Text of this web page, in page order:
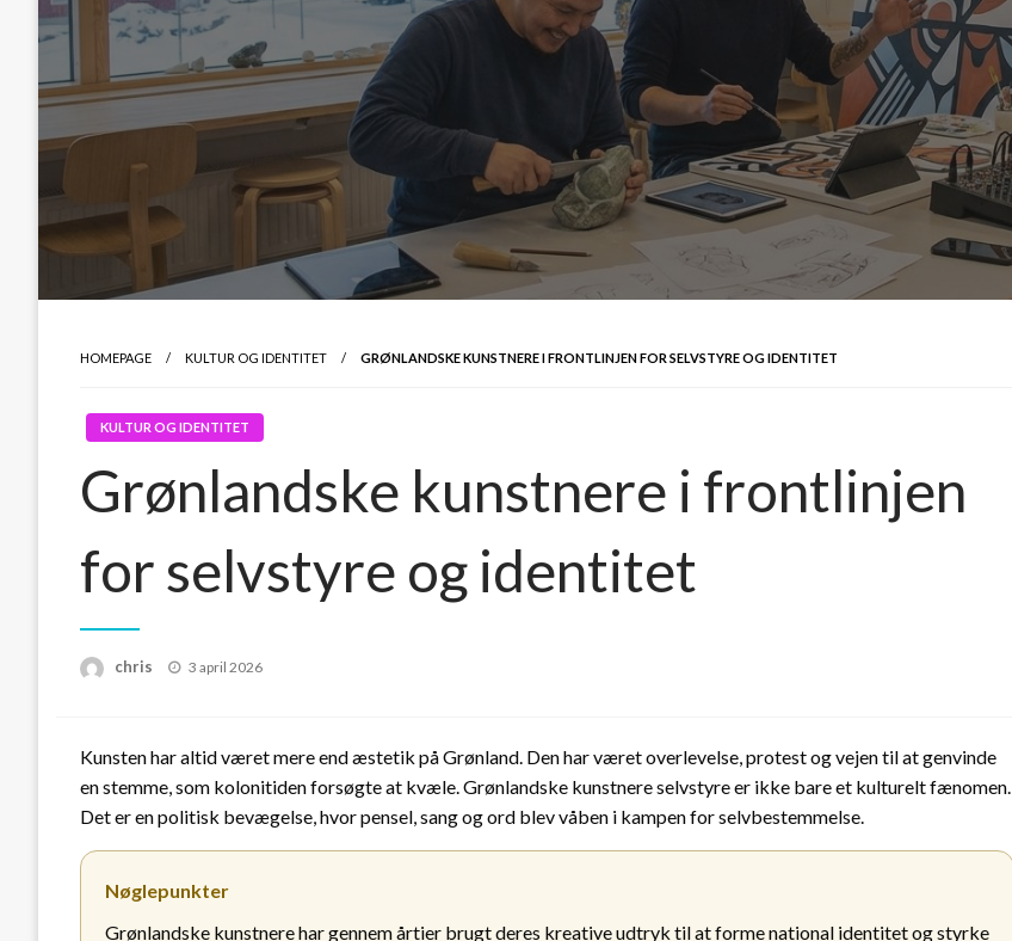
HOMEPAGE KULTUR OG IDENTITET GRØNLANDSKE KUNSTNERE I FRONTLINJEN FOR SELVSTYRE OG IDENTITET
KULTUR OG IDENTITET
Grønlandske kunstnere i frontlinjen
for selvstyre og identitet
chris
Posted
3 april 2026
Kunsten har altid været mere end æstetik på Grønland. Den har været overlevelse, protest og vejen til at genvinde
en stemme, som kolonitiden forsøgte at kvæle. Grønlandske kunstnere selvstyre er ikke bare et kulturelt fænomen.
Det er en politisk bevægelse, hvor pensel, sang og ord blev våben i kampen for selvbestemmelse.
Nøglepunkter
Grønlandske kunstnere har gennem årtier brugt deres kreative udtryk til at forme national identitet og styrke